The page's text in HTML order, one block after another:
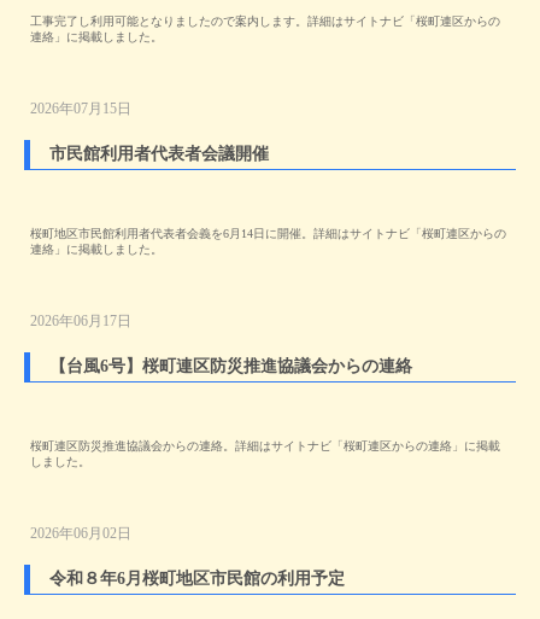
工事完了し利用可能となりましたので案内します。詳細はサイトナビ「桜町連区からの
連絡」に掲載しました。
2026年07月15日
市民館利用者代表者会議開催
桜町地区市民館利用者代表者会義を6月14日に開催。詳細はサイトナビ「桜町連区からの
連絡」に掲載しました。
2026年06月17日
【台風6号】桜町連区防災推進協議会からの連絡
桜町連区防災推進協議会からの連絡。詳細はサイトナビ「桜町連区からの連絡」に掲載
しました。
2026年06月02日
令和８年6月桜町地区市民館の利用予定